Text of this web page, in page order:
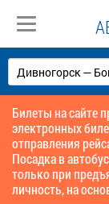
Билеты на сайте
электронных
отправления
Посадка в
только при
личность, на